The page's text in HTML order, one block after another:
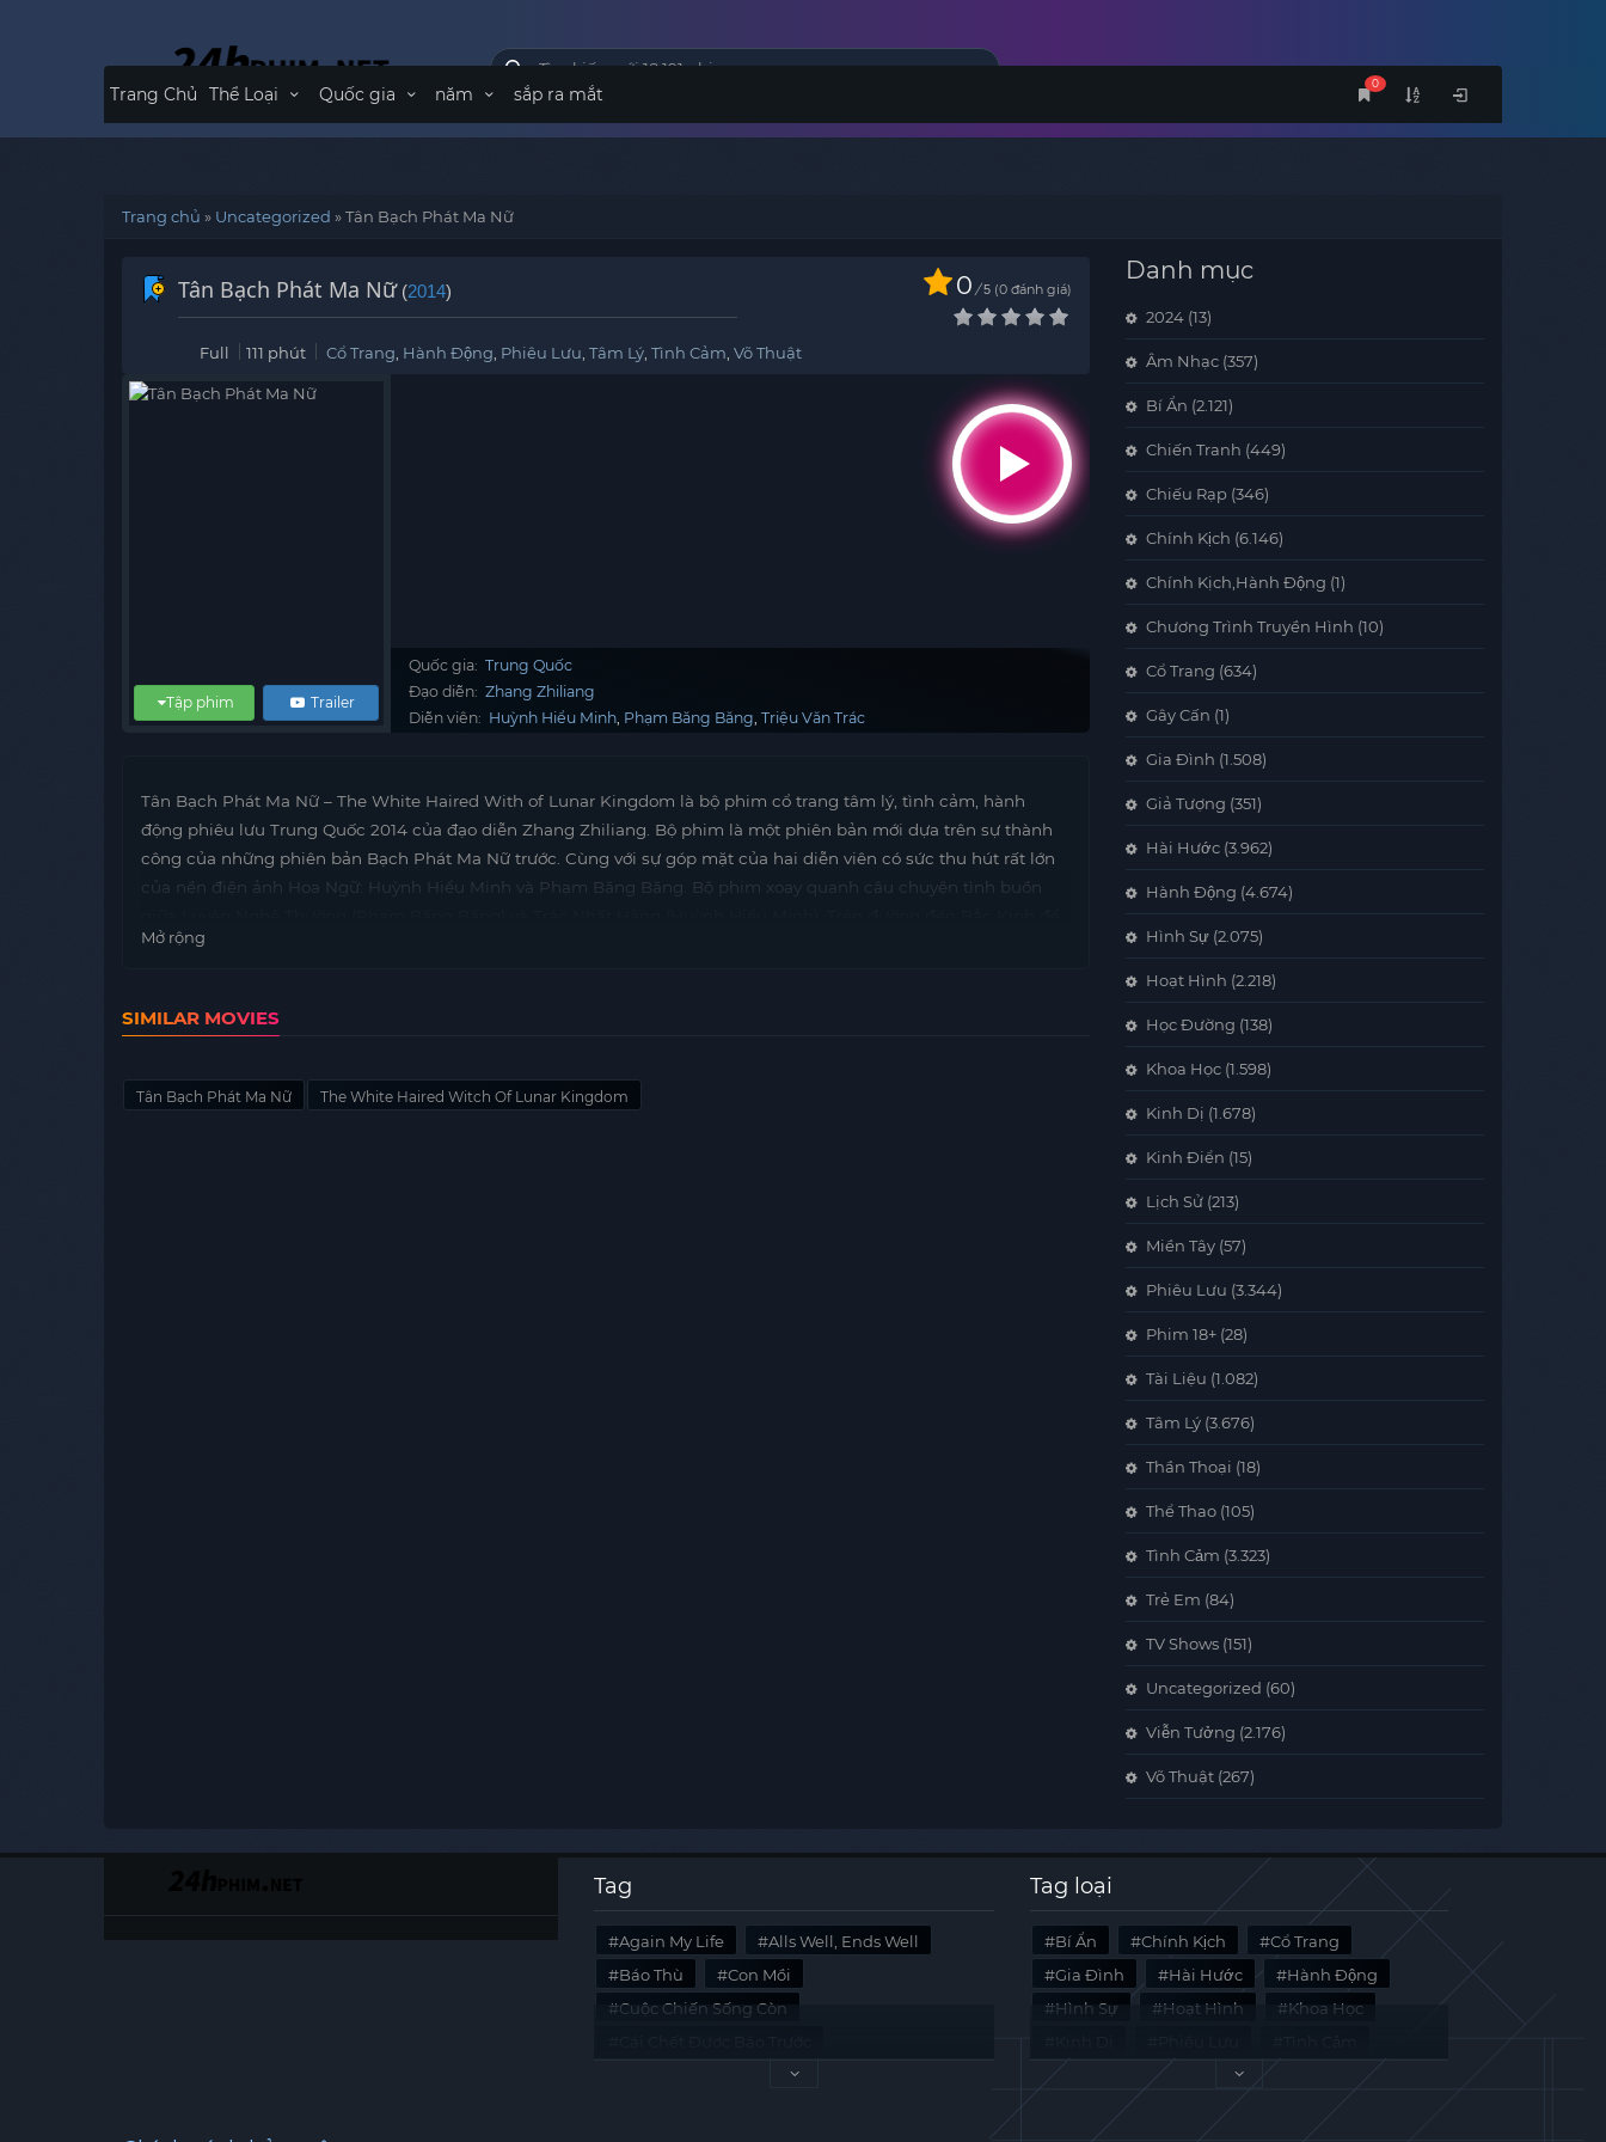
0
Trang Chủ Thể Loại Quốc gia năm sắp ra mắt
Trang chủ » Uncategorized »Tân Bạch Phát Ma Nữ
Tân Bạch Phát Ma Nữ(2014) 0 / 5 0 đánh giá
Full 111 phút Cổ Trang Hành Động Phiêu Lưu Tâm Lý Tình Cảm Võ Thuật
Trailer
Tập phim
Quốc gia: Trung Quốc
Đạo diễn: Zhang Zhiliang
Diễn viên: Huỳnh Hiểu Minh Phạm Băng Băng Triệu Văn Trác
Tân Bạch Phát Ma Nữ – The White Haired With of Lunar Kingdom là bộ phim cổ trang tâm lý, tình cảm, hành
động phiêu lưu Trung Quốc 2014 của đạo diễn Zhang Zhiliang. Bộ phim là một phiên bản mới dựa trên sự thành
công của những phiên bản Bạch Phát Ma Nữ trước. Cùng với sự góp mặt của hai diễn viên có sức thu hút rất lớn
của nền điện ảnh Hoa Ngữ: Huỳnh Hiểu Minh và Phạm Băng Băng. Bộ phim xoay quanh câu chuyện tình buồn
tỏ lòng thành kính tới Hoàng đế, Nhất Hàng đã gặp và yêu một phụ nữ xinh đẹp tên Nghê Thường. Tuy nhiên,
mái tóc của Nghê Thường bạc trắng chỉ sau 1 đêm.
Mở rộng
SIMILAR MOVIES
Tân Bạch Phát Ma Nữ The White Haired Witch Of Lunar Kingdom
Danh mục
2024 (13)
Âm Nhạc (357)
Bí Ẩn (2.121)
Chiến Tranh (449)
Chiếu Rạp (346)
Chính Kịch (6.146)
Chính Kịch,Hành Động (1)
Chương Trình Truyền Hình (10)
Cổ Trang (634)
Gây Cấn (1)
Gia Đình (1.508)
Giả Tượng (351)
Hài Hước (3.962)
Hành Động (4.674)
Hình Sự (2.075)
Hoạt Hình (2.218)
Học Đường (138)
Khoa Học (1.598)
Kinh Dị (1.678)
Kinh Điển (15)
Lịch Sử (213)
Miền Tây (57)
Phiêu Lưu (3.344)
Phim 18+ (28)
Tài Liệu (1.082)
Tâm Lý (3.676)
Thần Thoại (18)
Thể Thao (105)
Tình Cảm (3.323)
Trẻ Em (84)
TV Shows (151)
Uncategorized (60)
Viễn Tưởng (2.176)
Võ Thuật (267)
Tag
Again My Life
Alls Well, Ends Well
Báo Thù
Con Mồi
Cuộc Chiến Sống Còn
Last Summer
Tag loại
Bí Ẩn Chính Kịch
Cổ Trang
Gia Đình
Hài Hước
Hành Động
Hình Sự
Hoạt Hình
Khoa Học
Tài Liệu
Tâm Lý Viễn Tưởng